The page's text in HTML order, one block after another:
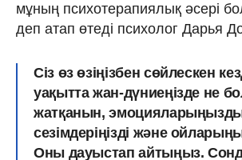
мұның психотерапиялық әсері
деп атап өтеді психолог Дарья
Сіз өз өзіңізбен сөйлескен
уақытта жан-дүниеңізде не
жатқанын,
сезімдеріңізді және
Оны дауыстап айтыңыз.